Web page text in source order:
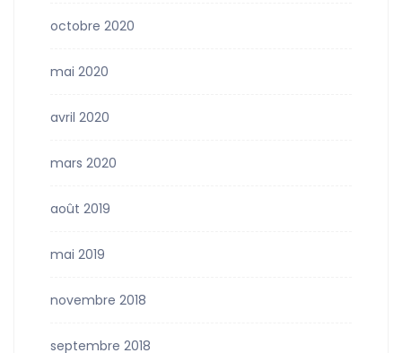
octobre 2020
mai 2020
avril 2020
mars 2020
août 2019
mai 2019
novembre 2018
septembre 2018